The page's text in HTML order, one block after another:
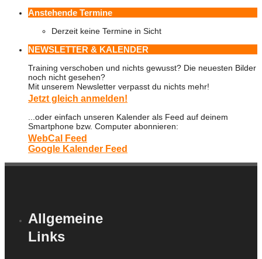
Anstehende Termine
Derzeit keine Termine in Sicht
NEWSLETTER & KALENDER
Training verschoben und nichts gewusst? Die neuesten Bilder
noch nicht gesehen?
Mit unserem Newsletter verpasst du nichts mehr!
Jetzt gleich anmelden!
...oder einfach unseren Kalender als Feed auf deinem
Smartphone bzw. Computer abonnieren:
WebCal Feed
Google Kalender Feed
Allgemeine
Links